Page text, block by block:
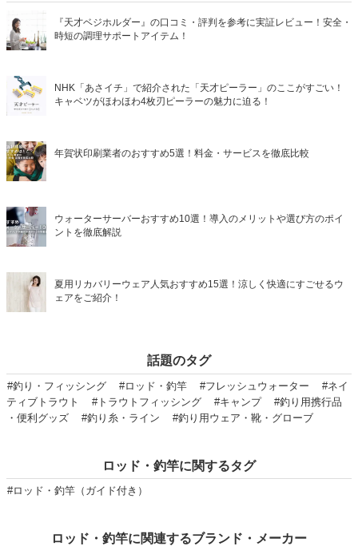
『天才ベジホルダー』の口コミ・評判を参考に実証レビュー！安全・
時短の調理サポートアイテム！
NHK「あさイチ」で紹介された「天才ピーラー」のここがすごい！
キャベツがほわほわ4枚刃ピーラーの魅力に迫る！
年賀状印刷業者のおすすめ5選！料金・サービスを徹底比較
ウォーターサーバーおすすめ10選！導入のメリットや選び方のポイ
ントを徹底解説
夏用リカバリーウェア人気おすすめ15選！涼しく快適にすごせるウ
ェアをご紹介！
話題のタグ
#釣り・フィッシング #ロッド・釣竿 #フレッシュウォーター
#ネイ
ティブトラウト
#トラウトフィッシング #キャンプ
#釣り用携行品
・便利グッズ
#釣り糸・ライン #釣り用ウェア・靴・グローブ
ロッド・釣竿に関するタグ
#ロッド・釣竿（ガイド付き）
ロッド・釣竿に関連するブランド・メーカー